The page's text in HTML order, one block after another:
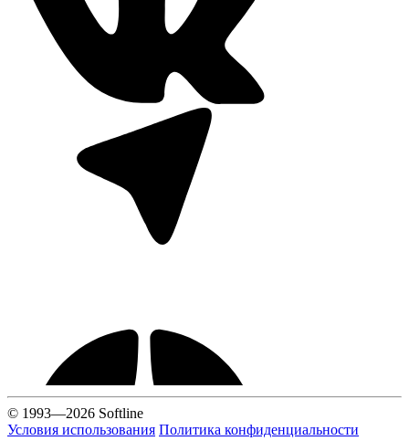
© 1993—2026 Softline
Условия использования Политика конфиденциальности